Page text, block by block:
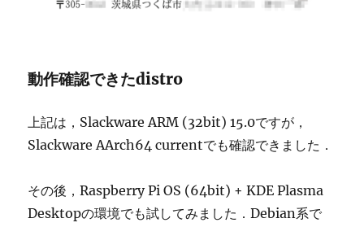
動作確認できたdistro
上記は，Slackware ARM (32bit) 15.0ですが，
Slackware AArch64 currentでも確認できました．
その後，Raspberry Pi OS (64bit) + KDE Plasma
Desktopの環境でも試してみました．Debian系で